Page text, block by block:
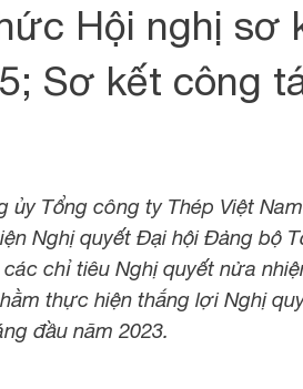
Hội nghị sơ
Sơ kết công
ủy Tổng công ty Thép Việt
Nghị quyết Đại hội Đảng bộ
chỉ tiêu Nghị quyết nửa
thực hiện thắng lợi Nghị
đầu năm 2023.